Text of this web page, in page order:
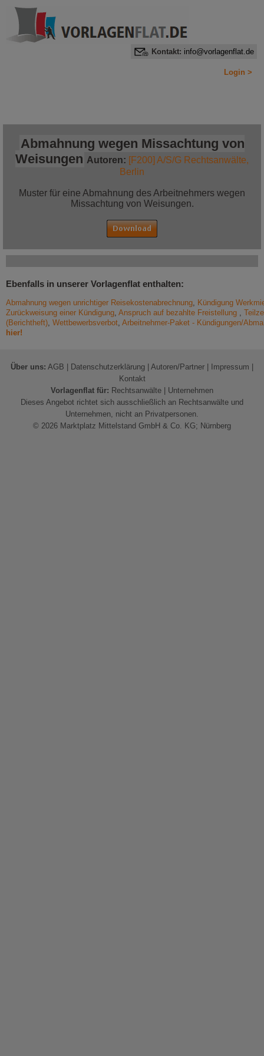
Kontakt: info@vorlagenflat.de
Login >
Abmahnung wegen Missachtung von
Weisungen Autoren: [F200] A/S/G Rechtsanwälte,
Berlin
Muster für eine Abmahnung des Arbeitnehmers wegen
Missachtung von Weisungen.
Ebenfalls in unserer Vorlagenflat enthalten:
Abmahnung wegen unrichtiger Reisekostenabrechnung, Kündigung
Zurückweisung einer Kündigung, Anspruch auf bezahlte Freistellung ,
(Berichtheft), Wettbewerbsverbot, Arbeitnehmer-Paket - Kündigungen/
hier!
Über uns: AGB Datenschutzerklärung Autoren/Partner Impressum
Kontakt
Vorlagenflat für: Rechtsanwälte
Unternehmen
Dieses Angebot richtet sich ausschließlich an Rechtsanwälte und
Unternehmen, nicht an Privatpersonen.
© 2026 Marktplatz Mittelstand GmbH & Co. KG; Nürnberg